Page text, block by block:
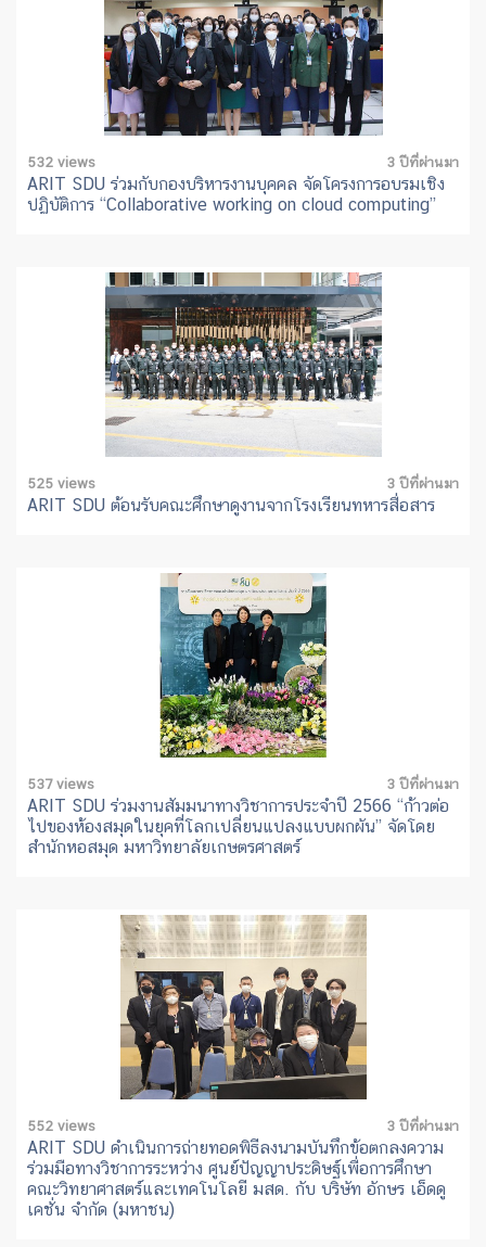
532 views 3 ปีที่ผ่านมา
ARIT SDU ร่วมกับกองบริหารงานบุคคล จัดโครงการอบรมเชิง
ปฏิบัติการ “Collaborative working on cloud computing”
525 views 3 ปีที่ผ่านมา
ARIT SDU ต้อนรับคณะศึกษาดูงานจากโรงเรียนทหารสื่อสาร
537 views 3 ปีที่ผ่านมา
ARIT SDU ร่วมงานสัมมนาทางวิชาการประจำปี 2566 “ก้าวต่อ
ไปของห้องสมุดในยุคที่โลกเปลี่ยนแปลงแบบผกผัน” จัดโดย
สำนักหอสมุด มหาวิทยาลัยเกษตรศาสตร์
552 views 3 ปีที่ผ่านมา
ARIT SDU ดำเนินการถ่ายทอดพิธีลงนามบันทึกข้อตกลงความ
ร่วมมือทางวิชาการระหว่าง ศูนย์ปัญญาประดิษฐ์เพื่อการศึกษา
คณะวิทยาศาสตร์และเทคโนโลยี มสด. กับ บริษัท อักษร เอ็ดดู
เคชั่น จำกัด (มหาชน)